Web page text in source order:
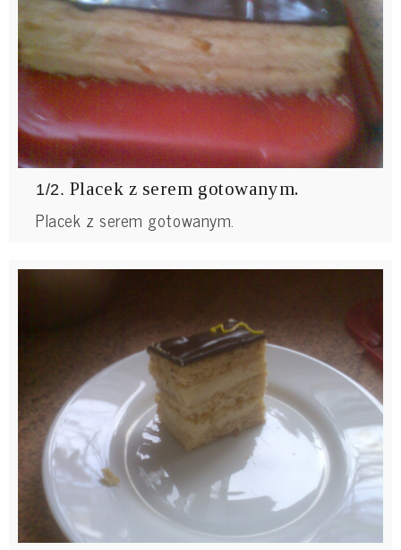
1/2. Placek z serem gotowanym.
Placek z serem gotowanym.